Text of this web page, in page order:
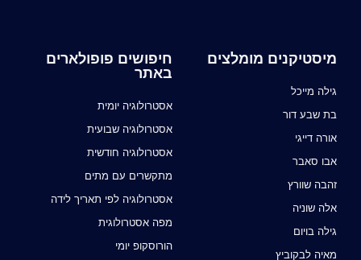
מיסטיקנים מומלצים
גילה מייכל
בת שבע דור
אורה דייגי
אבו סאבר
זהבה שוורץ
אלה שוניה
גילה בויום
מאיה לבקוביץ
חיפושים פופולארים
באתר
אסטרולוגיה יומית
אסטרולוגיה שבועית
אסטרולוגיה חודשית
מתקשרים עם מתים
אסטרולוגיה לפי תאריך לידה
מפה אסטרולוגית
הורוסקופ יומי